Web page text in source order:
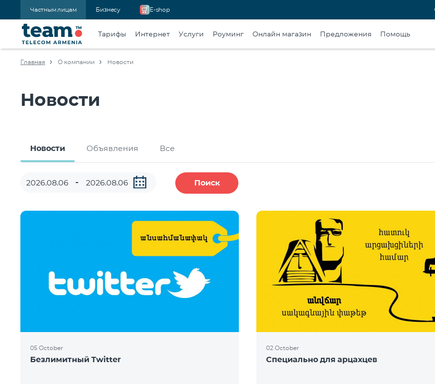
Частным лицам Бизнесу E-shop
Тарифы Интернет Услуги Роуминг Онлайн магазин Предложения Помощь
Главная О компании Новости
Новости
Новости Объявления Все
Поиск
05 October
Безлимитный Twitter
02 October
Специально для арцахцев